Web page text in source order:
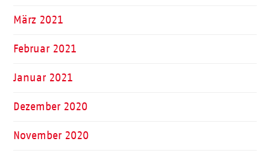
März 2021
Februar 2021
Januar 2021
Dezember 2020
November 2020